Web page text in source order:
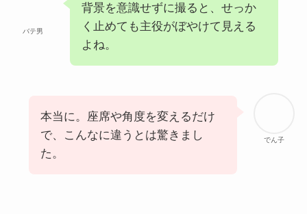
バテ男
背景を意識せずに撮ると、せっか
く止めても主役がぼやけて見える
よね。
でん子
本当に。座席や角度を変えるだけ
で、こんなに違うとは驚きまし
た。